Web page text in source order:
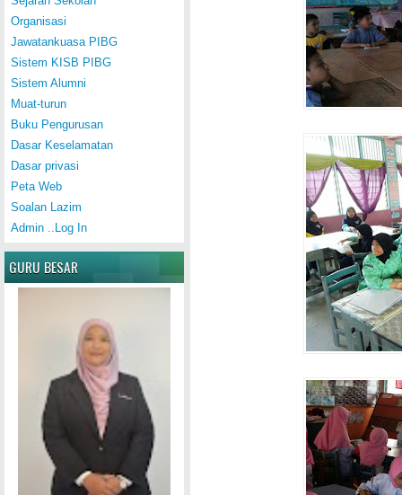
Organisasi
Jawatankuasa PIBG
Sistem KISB PIBG
Sistem Alumni
Muat-turun
Buku Pengurusan
Dasar Keselamatan
Dasar privasi
Peta Web
Soalan Lazim
Admin ..Log In
GURU BESAR